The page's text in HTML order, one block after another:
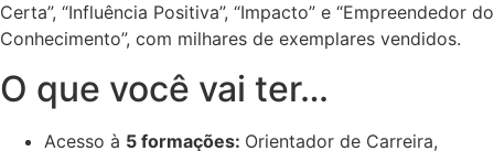
Certa”, “Influência Positiva”, “Impacto” e “Empreendedor do
Conhecimento”, com milhares de exemplares vendidos.
O que você vai ter…
Acesso à 5 formações: Orientador de Carreira,